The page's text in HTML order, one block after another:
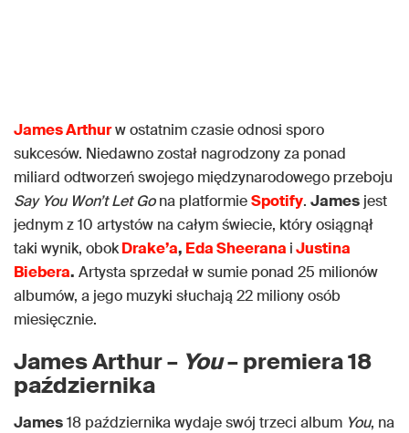
James Arthurw ostatnim czasie odnosi sporo
sukcesów. Niedawno został nagrodzony za ponad
miliard odtworzeń swojego międzynarodowego przeboju
Say You Won’t Let Gona platformieSpotify. James jest
jednym z 10 artystów na całym świecie, który osiągnął
taki wynik, obokDrake’a, Eda Sheerana iJustina
Biebera. Artysta sprzedał w sumie ponad 25 milionów
albumów, a jego muzyki słuchają 22 miliony osób
miesięcznie.
James Arthur – You– premiera 18
października
James18 października wydaje swój trzeci album You, na